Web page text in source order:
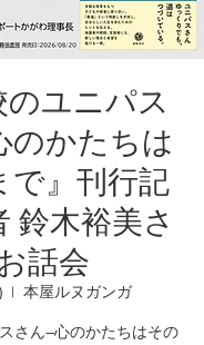
のユニパス
かたちは
で』刊行記
木裕美さ
話会
  |
本屋ルヌガンガ
さん―心のかたちはその